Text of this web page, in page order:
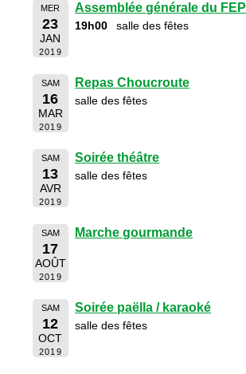
MER
23
JAN
2019
Assemblée générale du FEP
19h00 salle des fêtes
SAM
16
MAR
2019
Repas Choucroute
salle des fêtes
SAM
13
AVR
2019
Soirée théâtre
salle des fêtes
SAM
17
AOÛT
2019
Marche gourmande
SAM
12
OCT
2019
Soirée paëlla / karaoké
salle des fêtes